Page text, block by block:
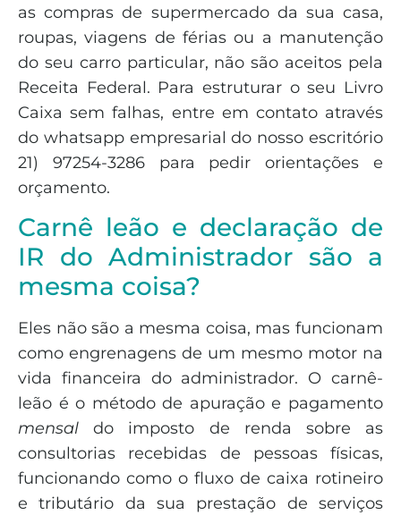
as compras de supermercado da sua casa,
roupas, viagens de férias ou a manutenção
do seu carro particular, não são aceitos pela
Receita Federal. Para estruturar o seu Livro
Caixa sem falhas, entre em contato através
do whatsapp empresarial do nosso escritório
21) 97254-3286 para pedir orientações e
orçamento.
Carnê leão e declaração de
IR do Administrador são a
mesma coisa?
Eles não são a mesma coisa, mas funcionam
como engrenagens de um mesmo motor na
vida financeira do administrador. O carnê-
leão é o método de apuração e pagamento
mensal do imposto de renda sobre as
consultorias recebidas de pessoas físicas,
funcionando como o fluxo de caixa rotineiro
e tributário da sua prestação de serviços